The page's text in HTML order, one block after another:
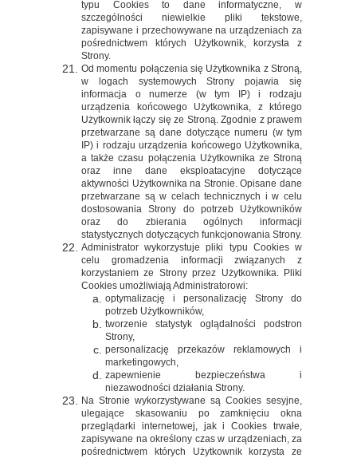
typu Cookies to dane informatyczne, w
szczególności niewielkie pliki tekstowe,
zapisywane i przechowywane na urządzeniach za
pośrednictwem których Użytkownik, korzysta z
Strony.
Od momentu połączenia się Użytkownika z Stroną,
w logach systemowych Strony pojawia się
informacja o numerze (w tym IP) i rodzaju
urządzenia końcowego Użytkownika, z którego
Użytkownik łączy się ze Stroną. Zgodnie z prawem
przetwarzane są dane dotyczące numeru (w tym
IP) i rodzaju urządzenia końcowego Użytkownika,
a także czasu połączenia Użytkownika ze Stroną
oraz inne dane eksploatacyjne dotyczące
aktywności Użytkownika na Stronie. Opisane dane
przetwarzane są w celach technicznych i w celu
dostosowania Strony do potrzeb Użytkowników
oraz do zbierania ogólnych informacji
statystycznych dotyczących funkcjonowania Strony.
Administrator wykorzystuje pliki typu Cookies w
celu gromadzenia informacji związanych z
korzystaniem ze Strony przez Użytkownika. Pliki
Cookies umożliwiają Administratorowi:
optymalizację i personalizację Strony do
potrzeb Użytkowników,
tworzenie statystyk oglądalności podstron
Strony,
personalizację przekazów reklamowych i
marketingowych,
zapewnienie bezpieczeństwa i
niezawodności działania Strony.
Na Stronie wykorzystywane są Cookies sesyjne,
ulegające skasowaniu po zamknięciu okna
przeglądarki internetowej, jak i Cookies trwałe,
zapisywane na określony czas w urządzeniach, za
pośrednictwem których Użytkownik korzysta ze